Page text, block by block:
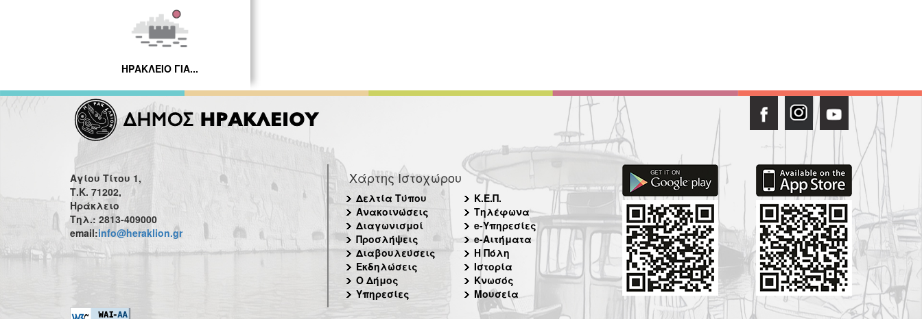
ΗΡΑΚΛΕΙΟ ΓΙΑ...
Αγίου Τίτου 1,
Τ.Κ. 71202,
Ηράκλειο
Τηλ.: 2813-409000
email:info@heraklion.gr
Χάρτης Ιστοχώρου
Δελτία Τύπου
Ανακοινώσεις
Διαγωνισμοί
Προσλήψεις
Διαβουλεύσεις
Εκδηλώσεις
Ο Δήμος
Υπηρεσίες
Κ.Ε.Π.
Τηλέφωνα
e-Υπηρεσίες
e-Αιτήματα
Η Πόλη
Ιστορία
Κνωσός
Μουσεία